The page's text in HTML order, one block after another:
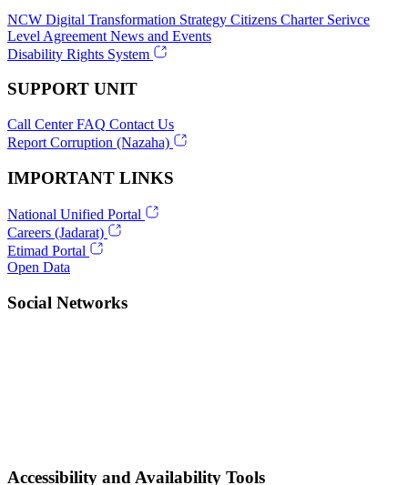
NCW Digital Transformation Strategy Citizens Charter Serivce
Level Agreement News and Events
Disability Rights System
SUPPORT UNIT
Call Center FAQ Contact Us
Report Corruption (Nazaha)
IMPORTANT LINKS
National Unified Portal
Careers (Jadarat)
Etimad Portal
Open Data
Social Networks
Accessibility and Availability Tools